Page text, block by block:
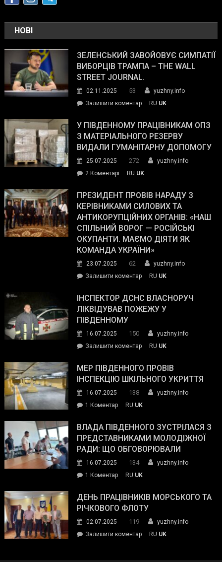
НОВІ
ЗЕЛЕНСЬКИЙ ЗАВОЙОВУЄ СИМПАТІЇ
ВИБОРЦІВ ТРАМПА – THE WALL
STREET JOURNAL.
02.11.2025 53
yuzhny.info
Залишити коментарon
завойовує
симпатії
виборців
The
Street
Journal.
RU UK
У ПІВДЕННОМУ ПРАЦІВНИКАМ ОПЗ
З МАТЕРІАЛЬНОГО РЕЗЕРВУ
ВИДАЛИ ГУМАНІТАРНУ ДОПОМОГУ
25.07.2025 272
yuzhny.info
2 Коментарі
Південному
працівникам
ОПЗ
з
матеріального
резерву
гуманітарну
допомогу
RU UK
ПРЕЗИДЕНТ ПРОВІВ НАРАДУ З
КЕРІВНИКАМИ СИЛОВИХ ТА
АНТИКОРУПЦІЙНИХ ОРГАНІВ: «НАШ
СПІЛЬНИЙ ВОРОГ — РОСІЙСЬКІ
ОКУПАНТИ. МАЄМО ДІЯТИ ЯК
КОМАНДА УКРАЇНИ»
23.07.2025 62
yuzhny.info
Залишити коментарon
провів
нараду
силових
та
органів:
«Наш
спільний
окупанти.
Маємо
діяти
команда
RU UK
ІНСПЕКТОР ДСНС ВЛАСНОРУЧ
ЛІКВІДУВАВ ПОЖЕЖУ У
ПІВДЕННОМУ
16.07.2025 150
yuzhny.info
Залишити коментарon
ДСНС
власноруч
пожежу
у
RU UK
МЕР ПІВДЕННОГО ПРОВІВ
ІНСПЕКЦІЮ ШКІЛЬНОГО УКРИТТЯ
16.07.2025 138
yuzhny.info
1 Коментардо
Південного
провів
інспекцію
укриття
RU UK
ВЛАДА ПІВДЕННОГО ЗУСТРІЛАСЯ З
ПРЕДСТАВНИКАМИ МОЛОДІЖНОЇ
РАДИ: ЩО ОБГОВОРЮВАЛИ
16.07.2025 134
yuzhny.info
1 Коментардо
Південного
зустрілася
представниками
молодіжної
RU UK
ДЕНЬ ПРАЦІВНИКІВ МОРСЬКОГО ТА
РІЧКОВОГО ФЛОТУ
02.07.2025 119
yuzhny.info
Залишити коментарon
RU UK